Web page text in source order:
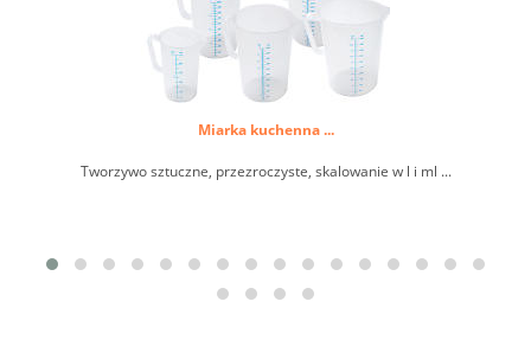
Miarka kuchenna ...
Tworzywo sztuczne, przezroczyste, skalowanie w l i ml ...